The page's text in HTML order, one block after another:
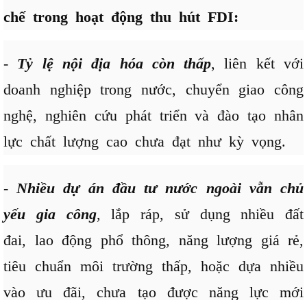
chế trong hoạt động thu hút FDI:
- Tỷ lệ nội địa hóa còn thấp, liên kết với
doanh nghiệp trong nước, chuyển giao công
nghệ, nghiên cứu phát triển và đào tạo nhân
lực chất lượng cao chưa đạt như kỳ vọng.
- Nhiều dự án đầu tư nước ngoài vẫn chủ
yếu gia công, lắp ráp, sử dụng nhiều đất
đai, lao động phổ thông, năng lượng giá rẻ,
tiêu chuẩn môi trường thấp, hoặc dựa nhiều
vào ưu đãi, chưa tạo được năng lực mới